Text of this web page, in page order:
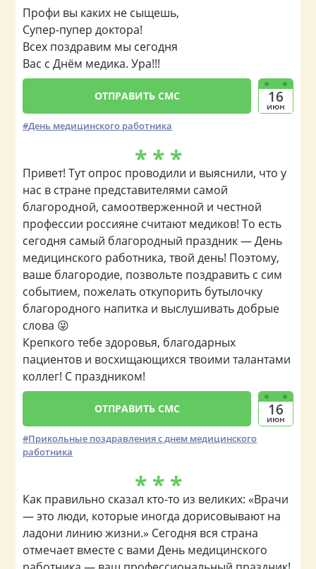
Профи вы каких не сыщешь,
Супер-пупер доктора!
Всех поздравим мы сегодня
Вас с Днём медика. Ура!!!
ОТПРАВИТЬ СМС 16
июн
День медицинского работника
* * *
Привет! Тут опрос проводили и выяснили, что у
нас в стране представителями самой
благородной, самоотверженной и честной
профессии россияне считают медиков! То есть
сегодня самый благородный праздник — День
медицинского работника, твой день! Поэтому,
ваше благородие, позвольте поздравить с сим
событием, пожелать откупорить бутылочку
благородного напитка и выслушивать добрые
слова 😜
Крепкого тебе здоровья, благодарных
пациентов и восхищающихся твоими талантами
коллег! С праздником!
ОТПРАВИТЬ СМС 16
июн
Прикольные поздравления с днем медицинского
работника
* * *
Как правильно сказал кто-то из великих: «Врачи
— это люди, которые иногда дорисовывают на
ладони линию жизни.» Сегодня вся страна
отмечает вместе с вами День медицинского